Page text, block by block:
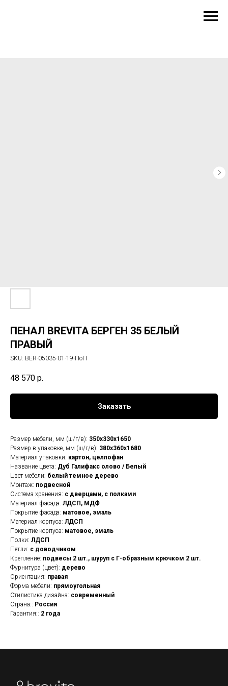
ПЕНАЛ BREVITA БЕРГЕН 35 БЕЛЫЙ
ПРАВЫЙ
SKU: BER-05035-01-19-ПоП
48 570 р.
Заказать
Размер мебели, мм (ш/г/в): 350x330x1650
Размер в упаковке, мм (ш/г/в): 380x360x1680
Материал упаковки: картон, целлофан
Название цвета: Дуб Галифакс олово / Белый
Цвет мебели: белый темное дерево
Монтаж: подвесной
Система хранения: с дверцами, с полками
Материал фасада: ЛДСП, МДФ
Покрытие фасада: матовое, эмаль
Материал корпуса: ЛДСП
Покрытие корпуса: матовое, эмаль
Полки: ЛДСП
Петли: с доводчиком
Крепление: подвесы 2 шт., шуруп с Г-образным крючком 2 шт.
Фурнитура (цвет): дерево
Ориентация: правая
Форма мебели: прямоугольная
Стилистика дизайна: современный
Страна:: Россия
Гарантия:: 2 года